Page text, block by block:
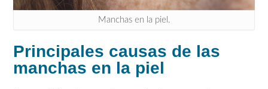
Manchas en la piel.
Principales causas de las
manchas en la piel